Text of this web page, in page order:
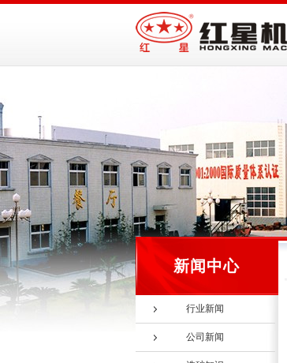
新闻中心
行业新闻
公司新闻